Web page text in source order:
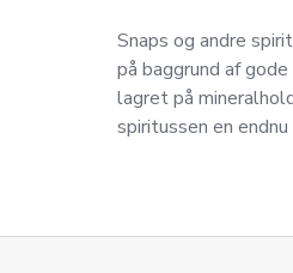
Snaps og andre
på baggrund af
lagret på
spiritussen en